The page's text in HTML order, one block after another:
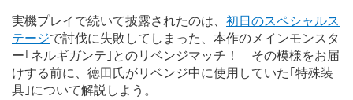
実機プレイで続いて披露されたのは、 初日のスペシャルス
テージで討伐に失敗してしまった、本作のメインモンスタ
ー｢ネルギガンテ｣とのリベンジマッチ！ その模様をお届
けする前に、徳田氏がリベンジ中に使用していた｢特殊装
具｣について解説しよう。